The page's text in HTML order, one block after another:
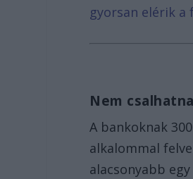
gyorsan elérik a
Nem
A bankoknak
alkalommal
alacsonyabb